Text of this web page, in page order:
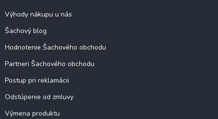
Výhody nákupu u nás
Šachový blog
Hodnotenie Šachového obchodu
Partneri Šachového obchodu
Postup pri reklamácii
Odstúpenie od zmluvy
Výmena produktu